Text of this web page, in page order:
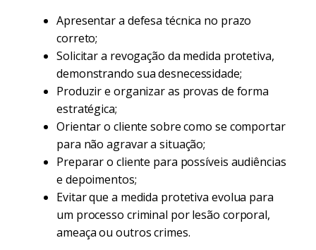
Apresentar a defesa técnica no prazo
correto;
Solicitar a revogação da medida protetiva,
demonstrando sua desnecessidade;
Produzir e organizar as provas de forma
estratégica;
Orientar o cliente sobre como se comportar
para não agravar a situação;
Preparar o cliente para possíveis audiências
e depoimentos;
Evitar que a medida protetiva evolua para
um processo criminal por lesão corporal,
ameaça ou outros crimes.